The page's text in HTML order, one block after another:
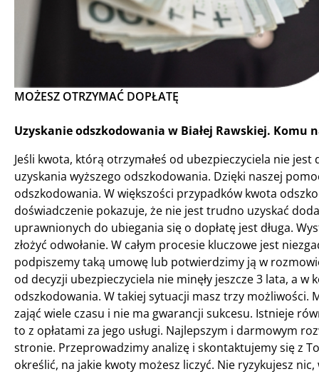
MOŻESZ OTRZYMAĆ DOPŁATĘ
Uzyskanie odszkodowania w Białej Rawskiej. Komu
Jeśli kwota, którą otrzymałeś od ubezpieczyciela nie
uzyskania wyższego odszkodowania. Dzięki naszej
odszkodowania. W większości przypadków kwota
doświadczenie pokazuje, że nie jest trudno uzyskać
uprawnionych do ubiegania się o dopłatę jest długa.
złożyć odwołanie. W całym procesie kluczowe jest
podpiszemy taką umowę lub potwierdzimy ją w
od decyzji ubezpieczyciela nie minęły jeszcze 3 lata, a
odszkodowania. W takiej sytuacji masz trzy
zająć wiele czasu i nie ma gwarancji sukcesu. Istnieje
to z opłatami za jego usługi. Najlepszym i darmowym
stronie. Przeprowadzimy analizę i skontaktujemy się z
określić, na jakie kwoty możesz liczyć. Nie ryzykujesz